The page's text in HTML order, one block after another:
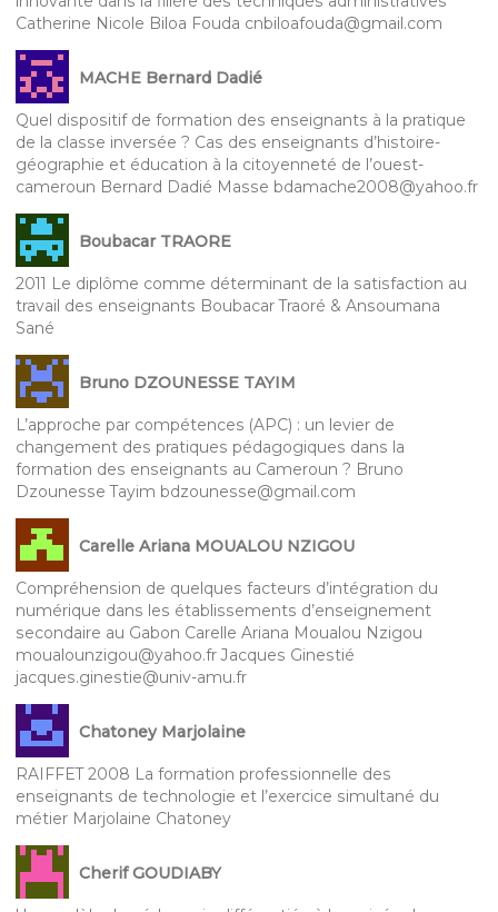
Catherine Nicole Biloa Fouda cnbiloafouda@gmail.com
MACHE Bernard Dadié
Quel dispositif de formation des enseignants à la pratique
de la classe inversée ? Cas des enseignants d’histoire-
géographie et éducation à la citoyenneté de l’ouest-
cameroun Bernard Dadié Masse bdamache2008@yahoo.fr
Boubacar TRAORE
2011 Le diplôme comme déterminant de la satisfaction au
travail des enseignants Boubacar Traoré & Ansoumana
Sané
Bruno DZOUNESSE TAYIM
L’approche par compétences (APC) : un levier de
changement des pratiques pédagogiques dans la
formation des enseignants au Cameroun ? Bruno
Dzounesse Tayim bdzounesse@gmail.com
Carelle Ariana MOUALOU NZIGOU
Compréhension de quelques facteurs d’intégration du
numérique dans les établissements d’enseignement
secondaire au Gabon Carelle Ariana Moualou Nzigou
moualounzigou@yahoo.fr Jacques Ginestié
jacques.ginestie@univ-amu.fr
Chatoney Marjolaine
RAIFFET 2008 La formation professionnelle des
enseignants de technologie et l’exercice simultané du
métier Marjolaine Chatoney
Cherif GOUDIABY